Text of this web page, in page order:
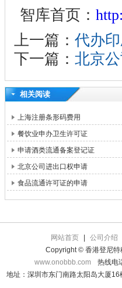
智库首页：
上一篇： 代办
下一篇： 北京
相关阅读
上海注册条形码费用
餐饮业申办卫生许可证
申请酒类流通备案登记证
北京公司进出口权申请
食品流通许可证的申请
网站首页
公司介绍
Copyright © 香港登尼特
www.onobbb.com
热线电
地址：深圳市东门南路太阳岛大厦